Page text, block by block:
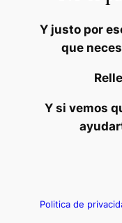
Y justo por
que
Y si vemos
Politica de